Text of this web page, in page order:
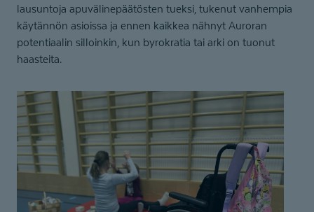
lausuntoja apuvälinepäätösten tueksi, tukenut vanhempia
käytännön asioissa ja ennen kaikkea nähnyt Auroran
potentiaalin silloinkin, kun byrokratia tai arki on tuonut
haasteita.